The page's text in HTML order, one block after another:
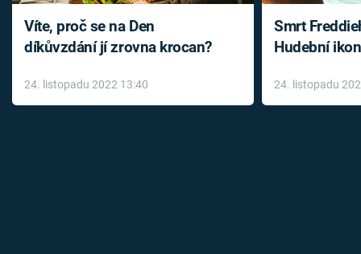
Víte, proč se na Den
díkůvzdání jí zrovna krocan?
24. listopadu 2022 13:40
Smrt
Hudební
léky
24. listopadu